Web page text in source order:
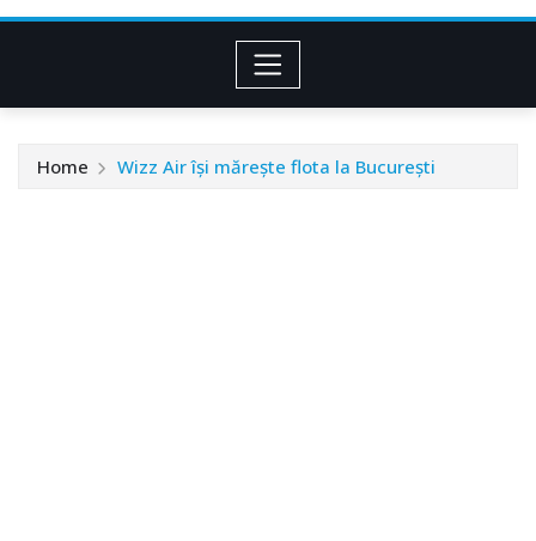
Home Wizz Air își mărește flota la București